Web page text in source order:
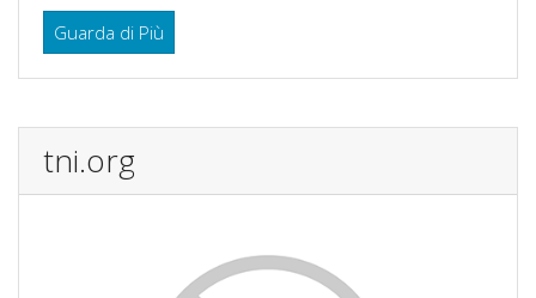
Guarda di Più
tni.org